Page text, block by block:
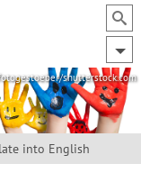
shutterstock.com
into English